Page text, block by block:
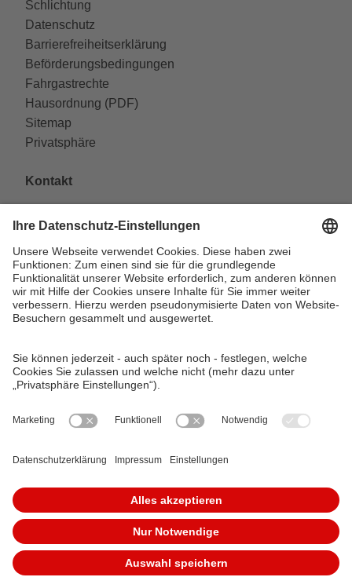
Schlichtung
Datenschutz
Barrierefreiheitserklärung
Beförderungsbedingungen
Fahrgastrechte
Hausordnung (PDF)
Sitemap
Privatsphäre
Kontakt
Südliche Fürther Straße 5
90429 Nürnberg
Telefon: 0911 283-4646
Kontaktformulare
FAQ
KundenCenter
www.nuernbergmobil.de
© 2026 VAG Verkehrs-Aktiengesellschaft